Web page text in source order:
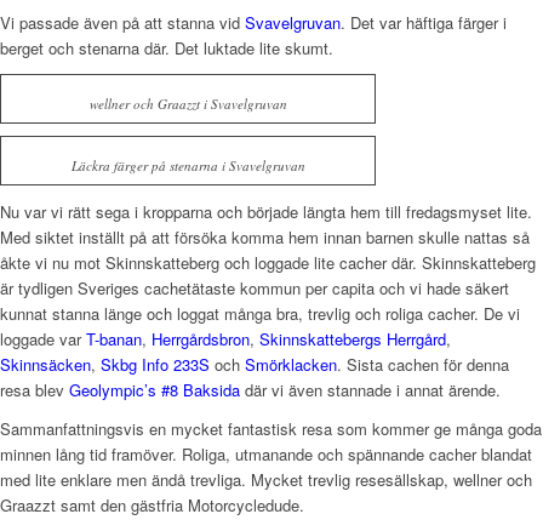
Vi passade även på att stanna vid Svavelgruvan. Det var häftiga färger i
berget och stenarna där. Det luktade lite skumt.
wellner och Graazzt i Svavelgruvan
Läckra färger på stenarna i Svavelgruvan
Nu var vi rätt sega i kropparna och började längta hem till fredagsmyset lite.
Med siktet inställt på att försöka komma hem innan barnen skulle nattas så
åkte vi nu mot Skinnskatteberg och loggade lite cacher där. Skinnskatteberg
är tydligen Sveriges cachetätaste kommun per capita och vi hade säkert
kunnat stanna länge och loggat många bra, trevlig och roliga cacher. De vi
loggade varT-banan, Herrgårdsbron, Skinnskattebergs Herrgård,
Skinnsäcken, Skbg Info 233S och Smörklacken. Sista cachen för denna
resa blev Geolympic’s #8 Baksida där vi även stannade i annat ärende.
Sammanfattningsvis en mycket fantastisk resa som kommer ge många goda
minnen lång tid framöver. Roliga, utmanande och spännande cacher blandat
med lite enklare men ändå trevliga. Mycket trevlig resesällskap, wellner och
Graazzt samt den gästfria Motorcycledude.